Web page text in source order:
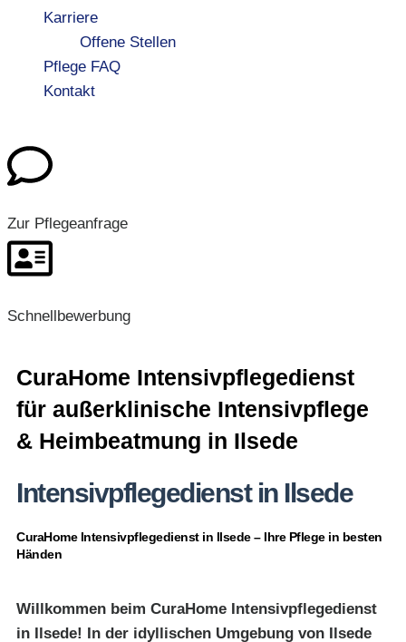
Karriere
Offene Stellen
Pflege FAQ
Kontakt
Zur Pflegeanfrage
Schnellbewerbung
CuraHome Intensivpflegedienst
für außerklinische Intensivpflege
& Heimbeatmung in Ilsede
Intensivpflegedienst in Ilsede
CuraHome Intensivpflegedienst in Ilsede – Ihre Pflege in besten
Händen
Willkommen beim CuraHome Intensivpflegedienst
in Ilsede! In der idyllischen Umgebung von Ilsede